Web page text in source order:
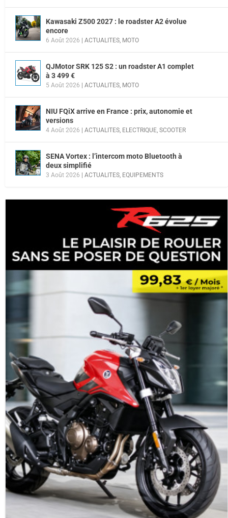
Kawasaki Z500 2027 : le roadster A2 évolue
encore
6 Août 2026 ACTUALITES, MOTO
QJMotor SRK 125 S2 : un roadster A1 complet
à 3 499 €
5 Août 2026 ACTUALITES, MOTO
NIU FQiX arrive en France : prix, autonomie et
versions
4 Août 2026 ACTUALITES, ELECTRIQUE, SCOOTER
SENA Vortex : l’intercom moto Bluetooth à
deux simplifié
3 Août 2026 ACTUALITES, EQUIPEMENTS